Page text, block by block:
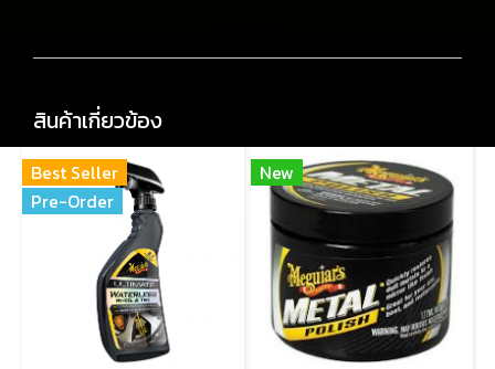
สินค้าเกี่ยวข้อง
Best Seller
Pre-Order
New